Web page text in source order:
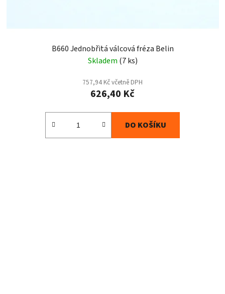
B660 Jednobřitá válcová fréza Belin
Skladem (7 ks)
757,94 Kč včetně DPH
626,40 Kč
DO KOŠÍKU